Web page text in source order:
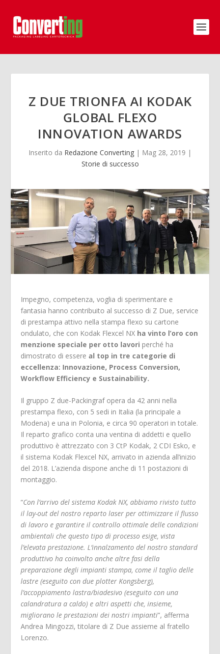
Z DUE TRIONFA AI KODAK
GLOBAL FLEXO
INNOVATION AWARDS
Inserito da Redazione Converting | Mag 28, 2019 |
Storie di successo
Impegno, competenza, voglia di sperimentare e
fantasia hanno contribuito al successo di Z Due, service
di prestampa attivo nella stampa flexo su cartone
ondulato, che con Kodak Flexcel NX ha vinto l’oro con
menzione speciale per otto lavori perché ha
dimostrato di essere al top in tre categorie di
eccellenza: Innovazione, Process Conversion,
Workflow Efficiency e Sustainability.
Il gruppo Z due-Packingraf opera da 42 anni nella
prestampa flexo, con 5 sedi in Italia (la principale a
Modena) e una in Polonia, e circa 90 operatori in totale.
Il reparto grafico conta una ventina di addetti e quello
produttivo è attrezzato con 3 CtP Kodak, 2 CDI Esko, e
il sistema Kodak Flexcel NX, arrivato in azienda all’inizio
del 2018. L’azienda dispone anche di 11 postazioni di
montaggio.
“Con l’arrivo del sistema Kodak NX, abbiamo rivisto tutto
il lay-out del nostro reparto laser per ottimizzare il flusso
di lavoro e garantire il controllo ottimale delle condizioni
ambientali che questo tipo di processo esige, vista
l’elevata prestazione. L’innalzamento del nostro standard
produttivo ha coinvolto anche altre fasi della
preparazione degli impianti stampa, come il taglio delle
lastre (eseguito con due plotter Kongsberg),
l’accoppiamento lastra/biadesivo (eseguito con una
calandratura a caldo) e altri aspetti che, insieme,
migliorano le prestazioni dei nostri impianti”, afferma
Andrea Mingozzi, titolare di Z Due assieme al fratello
Lorenzo.